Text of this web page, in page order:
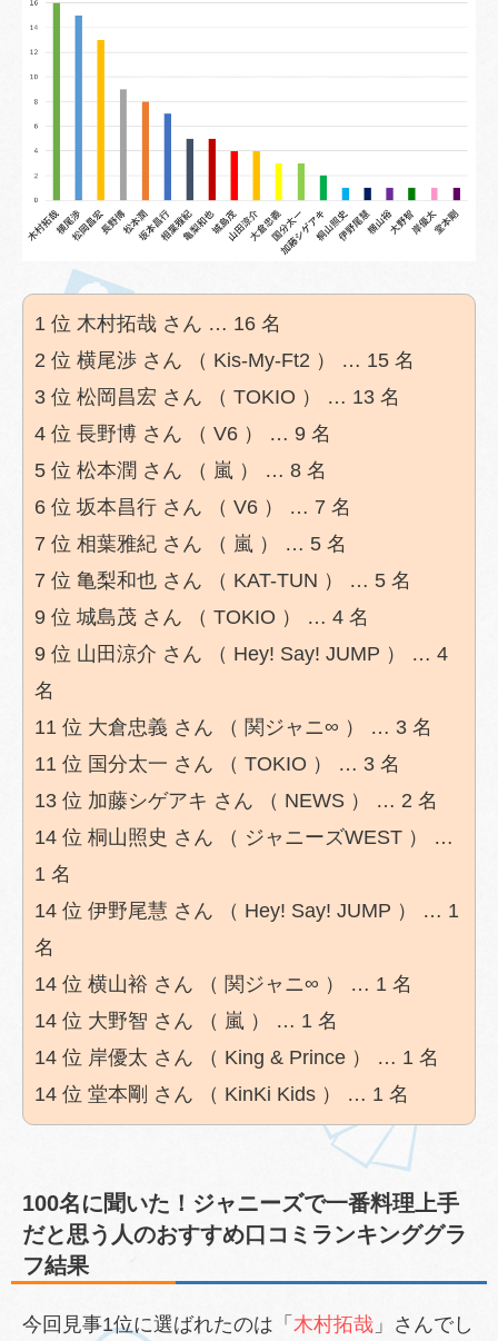
1 位 木村拓哉 さん … 16 名
2 位 横尾渉 さん （ Kis-My-Ft2 ） … 15 名
3 位 松岡昌宏 さん （ TOKIO ） … 13 名
4 位 長野博 さん （ V6 ） … 9 名
5 位 松本潤 さん （ 嵐 ） … 8 名
6 位 坂本昌行 さん （ V6 ） … 7 名
7 位 相葉雅紀 さん （ 嵐 ） … 5 名
7 位 亀梨和也 さん （ KAT-TUN ） … 5 名
9 位 城島茂 さん （ TOKIO ） … 4 名
9 位 山田涼介 さん （ Hey! Say! JUMP ） … 4
名
11 位 大倉忠義 さん （ 関ジャニ∞ ） … 3 名
11 位 国分太一 さん （ TOKIO ） … 3 名
13 位 加藤シゲアキ さん （ NEWS ） … 2 名
14 位 桐山照史 さん （ ジャニーズWEST ） …
1 名
14 位 伊野尾慧 さん （ Hey! Say! JUMP ） … 1
名
14 位 横山裕 さん （ 関ジャニ∞ ） … 1 名
14 位 大野智 さん （ 嵐 ） … 1 名
14 位 岸優太 さん （ King & Prince ） … 1 名
14 位 堂本剛 さん （ KinKi Kids ） … 1 名
100名に聞いた！ジャニーズで一番料理上手
だと思う人のおすすめ口コミランキンググラ
フ結果
今回見事1位に選ばれたのは「 木村拓哉 」さんでし